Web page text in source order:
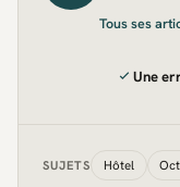
Tous ses
Une
SUJETS Hôtel